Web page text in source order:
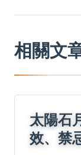
相關文
太陽石
效、禁